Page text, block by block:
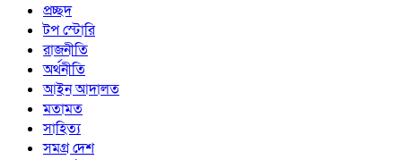
প্রচ্ছদ
টপ স্টোরি
রাজনীতি
অর্থনীতি
আইন আদালত
মতামত
সাহিত্য
সমগ্র দেশ